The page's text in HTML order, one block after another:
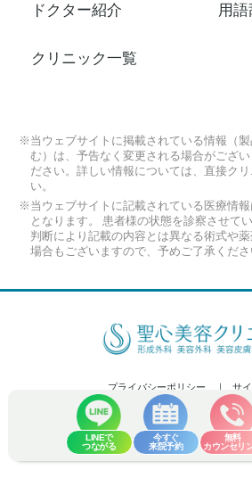
LINEで
つながる
今すぐ
来院予約
無料
カウンセリ
ドクター紹介
クリニック一覧
用
※当ウェブサイトに掲載されている情報（
む）は、予告なく変更される場合がござ
ださい。詳しい情報については、直接ク
い。
※当ウェブサイトに記載されている医療情
となります。 患者様の状態を診察させて
判断により記載の内容とは異なる術式や
場合もございますので、予めご了承くださ
プライバシーポリシー サ
Copyright (C) 2026 Seishin Plastic and
Rights Reserved.